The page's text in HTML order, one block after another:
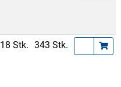
18 Stk. 343 Stk.